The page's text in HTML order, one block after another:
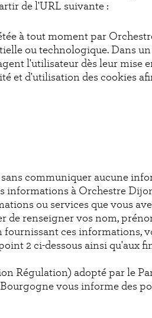
de l'URL suivante :
à tout moment par
ou technologique. Dans un
l'utilisateur dès leur mise
et d'utilisation des cookies
communiquer aucune
informations à Orchestre
ou services que vous
de renseigner vos nom,
ces informations,
2 ci-dessous ainsi qu'aux
Régulation) adopté par le
vous informe des